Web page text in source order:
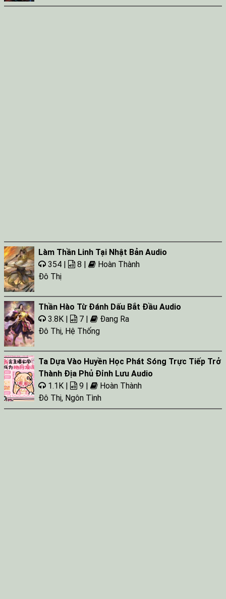
Tap 036
Tap 050
Tap 051
Tap 052
Tap 053
Tap 054
Tap 055
Tap 056
Tap 057
Tap 058
Làm Thần Linh Tại Nhật Bản Audio
354 |
8 |
Hoàn Thành
Đô Thị
Thần Hào Từ Đánh Dấu Bắt Đầu Audio
3.8K |
7 |
Đang Ra
Đô Thị, Hệ Thống
Ta Dựa Vào Huyền Học Phát Sóng Trực Tiếp Trở
Thành Địa Phủ Đỉnh Lưu Audio
1.1K |
9 |
Hoàn Thành
Đô Thị, Ngôn Tình